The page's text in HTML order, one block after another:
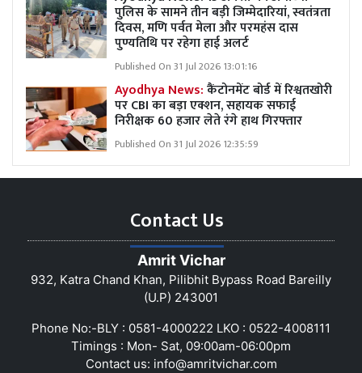
पुलिस के सामने तीन बड़ी जिम्मेदारियां, स्वतंत्रता
दिवस, मणि पर्वत मेला और परमहंस दास
पुण्यतिथि पर रहेगा हाई अलर्ट
Published On 31 Jul 2026 13:01:16
Ayodhya News:कैंटोनमेंट बोर्ड में रिश्वतखोरी
पर CBI का बड़ा एक्शन, सहायक सफाई
निरीक्षक 60 हजार लेते रंगे हाथ गिरफ्तार
Published On 31 Jul 2026 12:35:59
Contact Us
Amrit Vichar
932, Katra Chand Khan, Pilibhit Bypass Road Bareilly
(U.P) 243001
Phone No:-BLY : 0581-4000222 LKO : 0522-4008111
Timings : Mon- Sat, 09:00am-06:00pm
Contact us: info@amritvichar.com